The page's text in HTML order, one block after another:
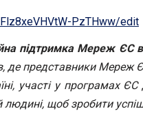
PzTHww/edit
підтримка Мереж ЄС в
де представники Мереж
участі у програмах ЄС
щоб зробити